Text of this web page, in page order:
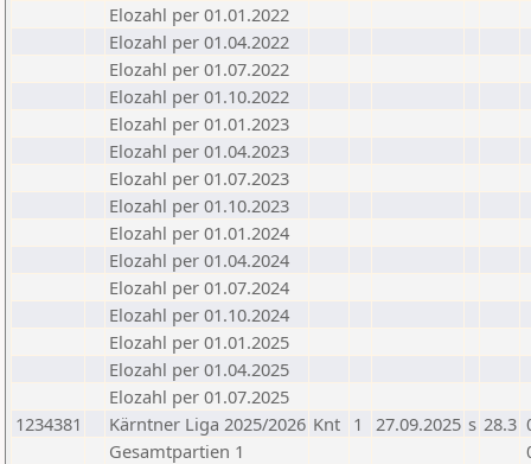
Elozahl per 01.01.2022
Elozahl per 01.04.2022
Elozahl per 01.07.2022
Elozahl per 01.10.2022
Elozahl per 01.01.2023
Elozahl per 01.04.2023
Elozahl per 01.07.2023
Elozahl per 01.10.2023
Elozahl per 01.01.2024
Elozahl per 01.04.2024
Elozahl per 01.07.2024
Elozahl per 01.10.2024
Elozahl per 01.01.2025
Elozahl per 01.04.2025
Elozahl per 01.07.2025
1234381
Kärntner Liga 2025/2026 Knt 1 27.09.2025 s 28.3
Gesamtpartien 1